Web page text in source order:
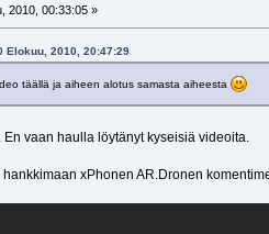
2010, 00:33:05 »
2010, 20:47:29
täällä ja aiheen alotus samasta aiheesta
vaan haulla löytänyt kyseisiä videoita.
xPhonen AR.Dronen